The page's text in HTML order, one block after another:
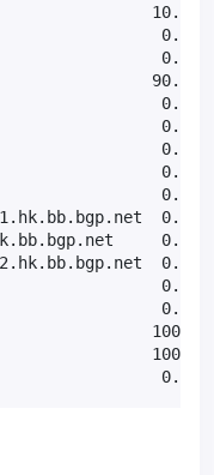
10.0%
0.0%
0.0%
90.0%
0.0%
0.0%
0.0%
0.0%
0.0%
0.0%
0.0%
100.0
100.0
0.0%